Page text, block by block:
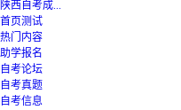
陕西自考成...
首页测试
热门内容
助学报名
自考论坛
自考真题
自考信息